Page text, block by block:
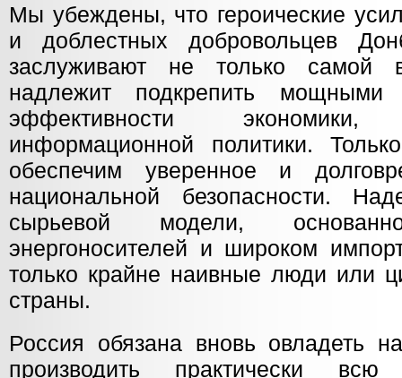
Мы убеждены, что героические
и доблестных добровольцев
заслуживают не только самой
надлежит подкрепить
эффективности
информационной политики.
обеспечим уверенное и
национальной безопасности.
сырьевой модели,
энергоносителей и широком
только крайне наивные люди или
страны.
Россия обязана вновь овладеть
производить практически